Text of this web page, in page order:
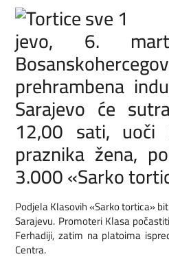
jevo, 6.
prehrambena
Sarajevo će
12,00 sati, uoči
praznika žena,
3.000 «Sarko
Podjela Klasovih «Sarko tortica»
Sarajevu. Promoteri Klasa
Ferhadiji, zatim na platoima
Centra.